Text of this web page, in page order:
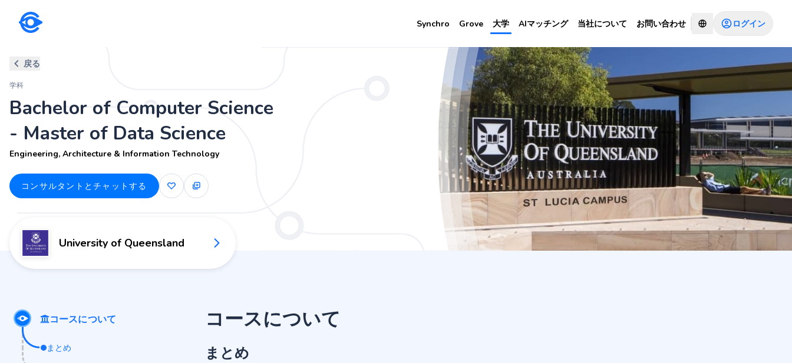
Synchro Grove 大学 AIマッチング 当社について お問い合わせ ログイン
コンサルタントとチャットする
戻る
学科
Bachelor of Computer Science
- Master of Data Science
Engineering, Architecture & Information Technology
コンサルタントとチャットする
University of Queensland
コースについて
まとめ
コースについて
まとめ